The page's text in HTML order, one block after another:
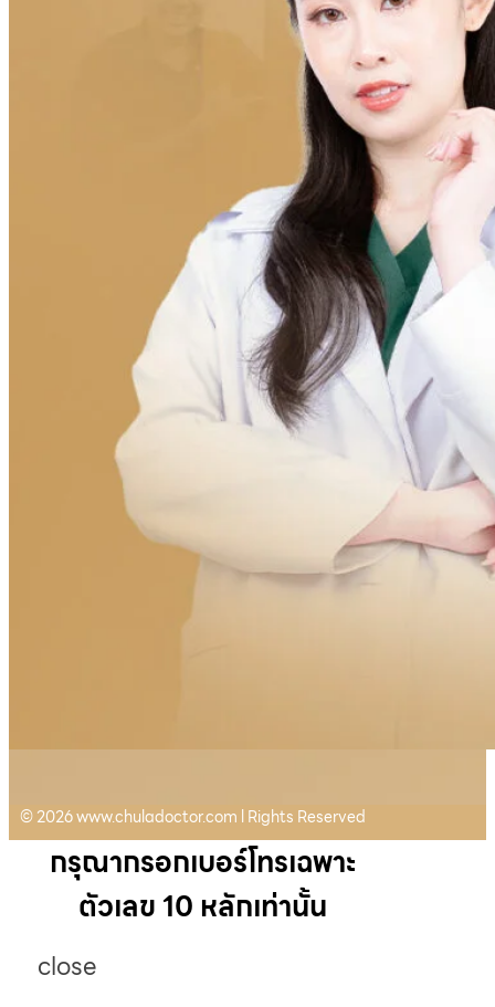
© 2026 www.chuladoctor.com l Rights Reserved
กรุณากรอกเบอร์โทรเฉพาะ
ตัวเลข 10 หลักเท่านั้น
close